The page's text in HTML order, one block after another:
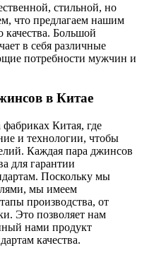
стильной, но
что предлагаем нашим
Большой
в себя различные
потребности мужчин и
в Китае
Китая, где
и технологии, чтобы
Каждая пара джинсов
для гарантии
Поскольку мы
мы имеем
производства, от
Это позволяет нам
нами продукт
качества.